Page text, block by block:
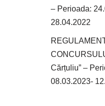
– Perioada:
28.04.2022
Cărțuliu” –
08.03.2023-